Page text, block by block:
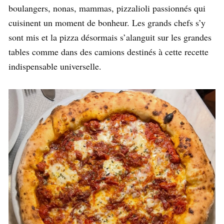
boulangers, nonas, mammas, pizzalioli passionnés qui
cuisinent un moment de bonheur. Les grands chefs s’y
sont mis et la pizza désormais s’alanguit sur les grandes
tables comme dans des camions destinés à cette recette
indispensable universelle.